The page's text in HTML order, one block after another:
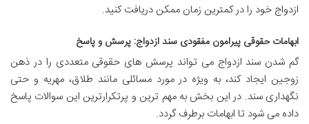
ازدواج خود را در کمترین زمان ممکن دریافت کنید.
ابهامات حقوقی پیرامون مفقودی سند ازدواج: پرسش و پاسخ
گم شدن سند ازدواج می تواند پرسش های حقوقی متعددی را در ذهن
زوجین ایجاد کند، به ویژه در مورد مسائلی مانند طلاق، مهریه و حتی
نگهداری سند. در این بخش به مهم ترین و پرتکرارترین این سوالات پاسخ
داده می شود تا ابهامات برطرف گردد.